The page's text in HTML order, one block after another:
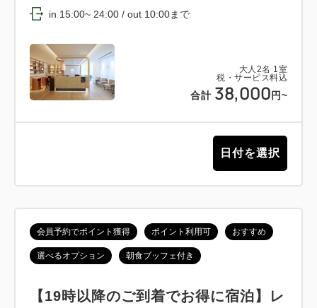
大人 2名 1 室
税・サービス料込
合計 38,000 円~
in 15:00~ 24:00 / out 10:00まで
日付を選択
会員予約でポイント獲得 ポイント利用可 おすすめ
選べるオプション 朝食ブッフェ付き
【19時以降のご到着でお得に宿泊】レ